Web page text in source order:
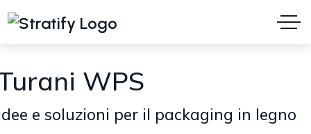
WPS
e soluzioni per il packaging in legno